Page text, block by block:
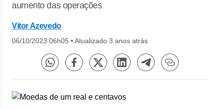
aumento das operações
Vitor Azevedo
06/10/2023 06h05 •Atualizado 3 anos atrás